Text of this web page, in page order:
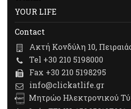
YOUR LIFE
Contact
Ακτή Κονδύλη 10,
Tel +30 210 5198000
Fax +30 210 5198295
info@clickatlife.gr
Μητρώο Ηλεκτρονικού